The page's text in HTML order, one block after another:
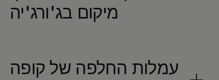
עמלות החלפה של קופה